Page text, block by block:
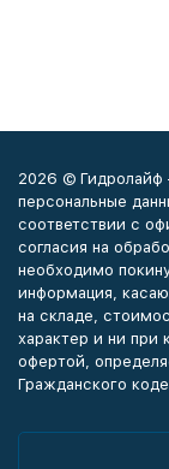
2026 ©
персональные
соответствии с
согласия на
необходимо
информация,
на складе,
характер и ни при
офертой,
Гражданского